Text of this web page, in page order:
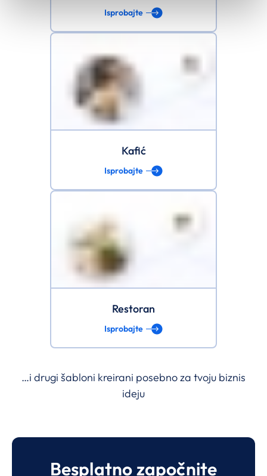
Isprobajte
Kafić
Isprobajte
Restoran
Isprobajte
…i drugi šabloni kreirani posebno za tvoju biznis
ideju
Besplatno započnite